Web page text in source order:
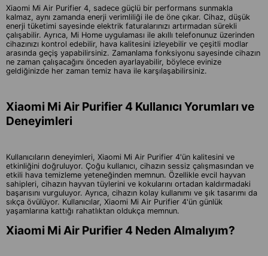
Xiaomi Mi Air Purifier 4, sadece güçlü bir performans sunmakla
kalmaz, aynı zamanda enerji verimliliği ile de öne çıkar. Cihaz, düşük
enerji tüketimi sayesinde elektrik faturalarınızı artırmadan sürekli
çalışabilir. Ayrıca, Mi Home uygulaması ile akıllı telefonunuz üzerinden
cihazınızı kontrol edebilir, hava kalitesini izleyebilir ve çeşitli modlar
arasında geçiş yapabilirsiniz. Zamanlama fonksiyonu sayesinde cihazın
ne zaman çalışacağını önceden ayarlayabilir, böylece evinize
geldiğinizde her zaman temiz hava ile karşılaşabilirsiniz.
Xiaomi Mi Air Purifier 4 Kullanıcı Yorumları ve
Deneyimleri
Kullanıcıların deneyimleri, Xiaomi Mi Air Purifier 4'ün kalitesini ve
etkinliğini doğruluyor. Çoğu kullanıcı, cihazın sessiz çalışmasından ve
etkili hava temizleme yeteneğinden memnun. Özellikle evcil hayvan
sahipleri, cihazın hayvan tüylerini ve kokularını ortadan kaldırmadaki
başarısını vurguluyor. Ayrıca, cihazın kolay kullanımı ve şık tasarımı da
sıkça övülüyor. Kullanıcılar, Xiaomi Mi Air Purifier 4'ün günlük
yaşamlarına kattığı rahatlıktan oldukça memnun.
Xiaomi Mi Air Purifier 4 Neden Almalıyım?